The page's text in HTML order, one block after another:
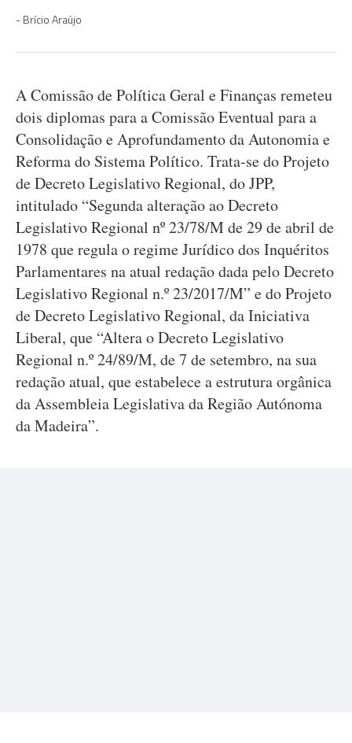
Brício Araújo
A Comissão de Política Geral e Finanças remeteu
dois diplomas para a Comissão Eventual para a
Consolidação e Aprofundamento da Autonomia e
Reforma do Sistema Político. Trata-se do Projeto
de Decreto Legislativo Regional, do JPP,
intitulado “Segunda alteração ao Decreto
Legislativo Regional nº 23/78/M de 29 de abril de
1978 que regula o regime Jurídico dos Inquéritos
Parlamentares na atual redação dada pelo Decreto
Legislativo Regional n.º 23/2017/M” e do Projeto
de Decreto Legislativo Regional, da Iniciativa
Liberal, que “Altera o Decreto Legislativo
Regional n.º 24/89/M, de 7 de setembro, na sua
redação atual, que estabelece a estrutura orgânica
da Assembleia Legislativa da Região Autónoma
da Madeira”.